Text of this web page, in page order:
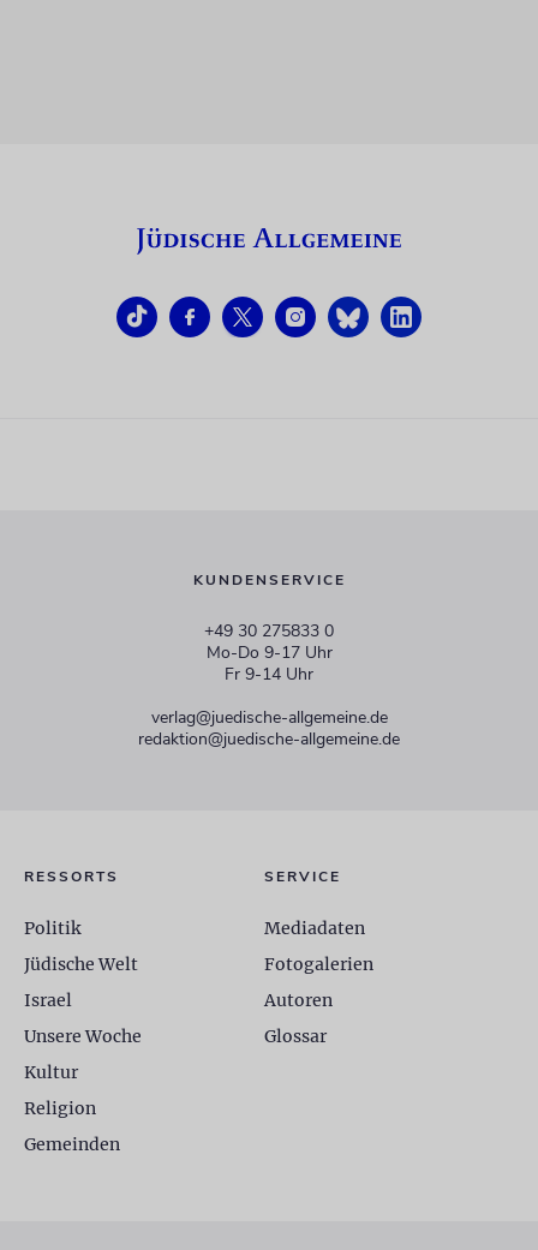
KUNDENSERVICE
+49 30 275833 0
Mo-Do 9-17 Uhr
Fr 9-14 Uhr
verlag@juedische-allgemeine.de
redaktion@juedische-allgemeine.de
RESSORTS
Politik
Jüdische Welt
Israel
Unsere Woche
Kultur
Religion
Gemeinden
SERVICE
Mediadaten
Fotogalerien
Autoren
Glossar